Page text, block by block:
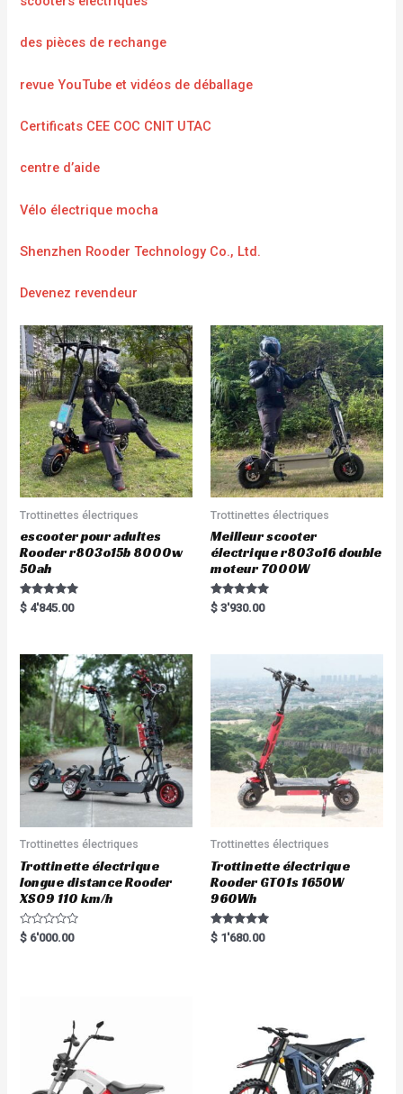
des pièces de rechange
revue YouTube et vidéos de déballage
Certificats CEE COC CNIT UTAC
centre d’aide
Vélo électrique mocha
Shenzhen Rooder Technology Co., Ltd.
Devenez revendeur
Trottinettes électriques
escooter pour adultes
Rooder r803o15b 8000w
50ah
Rated
5.00
$ 4'845.00
Trottinettes électriques
Meilleur scooter
électrique r803o16 double
moteur 7000W
Rated
5.00
$ 3'930.00
Trottinettes électriques
Trottinette électrique
longue distance Rooder
XS09 110 km/h
R
a
$ 6'000.00
Trottinettes électriques
Trottinette électrique
Rooder GT01s 1650W
960Wh
Rated
5.00
$ 1'680.00